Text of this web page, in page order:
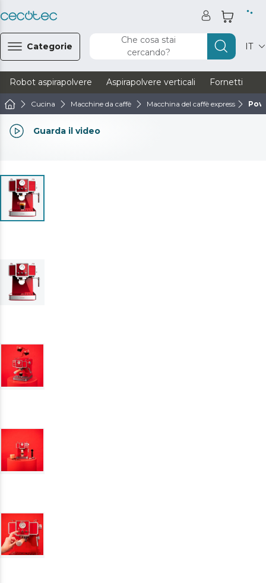
Categorie
Che cosa stai
cercando?
IT
Robot aspirapolvere Aspirapolvere verticali Fornetti
Cucina Macchine da caffè Macchina del caffè express
Guarda il video